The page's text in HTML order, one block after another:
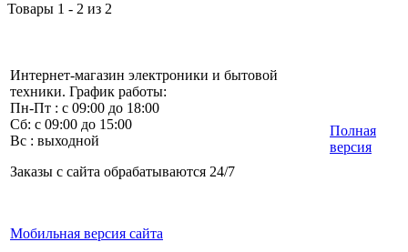
Товары 1 - 2 из 2
Интернет-магазин электроники и бытовой
техники. График работы:
Пн-Пт : с 09:00 до 18:00
Сб: с 09:00 до 15:00
Вс : выходной
Заказы с сайта обрабатываются 24/7
Мобильная версия сайта
Полная
версия